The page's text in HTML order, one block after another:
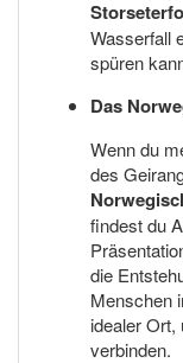
Wasserfall
spüren
Das
Wenn du
des
findest du
die
Menschen
idealer
verbinden.